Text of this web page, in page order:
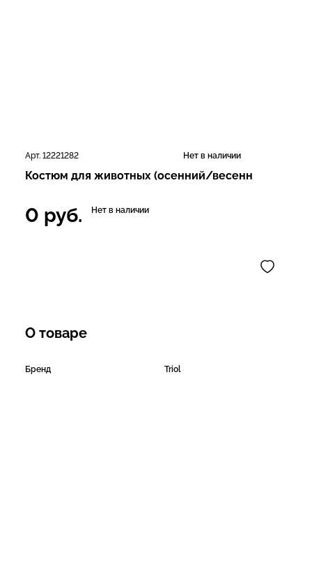
Арт. 12221282 Нет в наличии
Костюм для животных (осенний/весенн
0 руб. Нет в наличии
О товаре
Бренд Triol